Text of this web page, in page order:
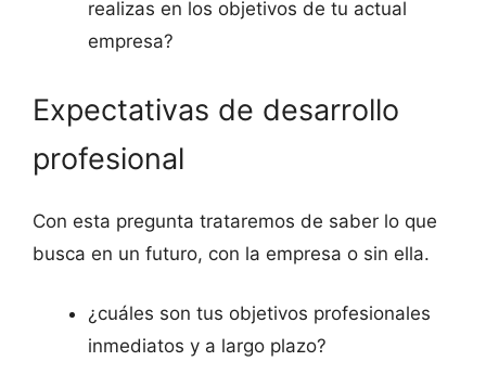
realizas en los objetivos de tu actual
empresa?
Expectativas de desarrollo
profesional
Con esta pregunta trataremos de saber lo que
busca en un futuro, con la empresa o sin ella.
¿cuáles son tus objetivos profesionales
inmediatos y a largo plazo?